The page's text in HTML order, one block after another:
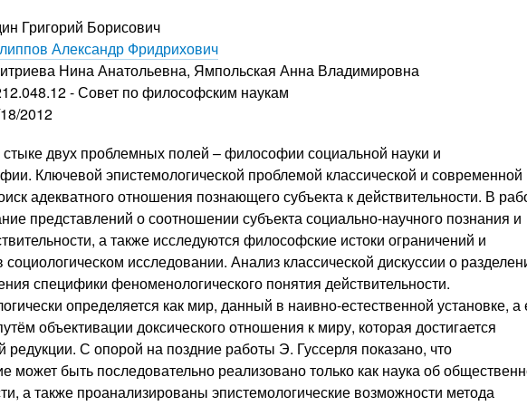
Григорий Борисович
Александр Фридрихович
Нина Анатольевна, Ямпольская Анна Владимировна
- Совет по философским наукам
2012
двух проблемных полей – философии социальной науки и
Ключевой эпистемологической проблемой классической и современной
адекватного отношения познающего субъекта к действительности. В
представлений о соотношении субъекта социально-научного познания и
а также исследуются философские истоки ограничений и
исследовании. Анализ классической дискуссии о
специфики феноменологического понятия действительности.
определяется как мир, данный в наивно-естественной установке, а
объективации доксического отношения к миру, которая достигается
С опорой на поздние работы Э. Гуссерля показано, что
может быть последовательно реализовано только как наука об
а также проанализированы эпистемологические возможности метода